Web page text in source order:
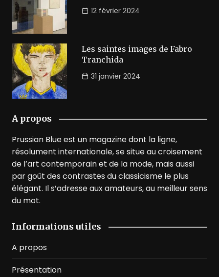
12 février 2024
Les saintes images de Fabro
Tranchida
31 janvier 2024
A propos
Prussian Blue est un magazine dont la ligne,
résolument internationale, se situe au croisement
de l’art contemporain et de la mode, mais aussi
par goût des contrastes du classicisme le plus
élégant. Il s’adresse aux amateurs, au meilleur sens
du mot.
Informations utiles
A propos
Présentation